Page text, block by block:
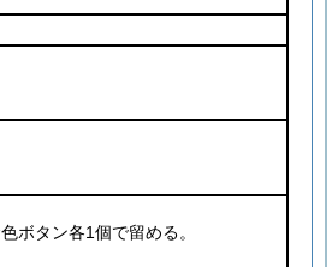
ボタン各1個で留める。